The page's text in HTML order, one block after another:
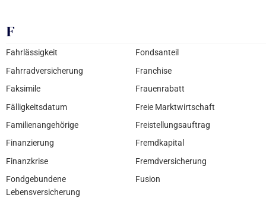
F
Fahrlässigkeit
Fahrradversicherung
Faksimile
Fälligkeitsdatum
Familienangehörige
Finanzierung
Finanzkrise
Fondgebundene
Lebensversicherung
Fondsanteil
Franchise
Frauenrabatt
Freie Marktwirtschaft
Freistellungsauftrag
Fremdkapital
Fremdversicherung
Fusion